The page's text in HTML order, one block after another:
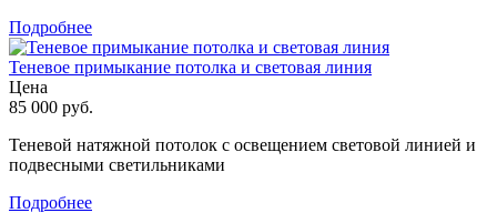
Подробнее
Теневое примыкание потолка и световая линия
Цена
85 000 руб.
Теневой натяжной потолок с освещением световой линией и
подвесными светильниками
Подробнее